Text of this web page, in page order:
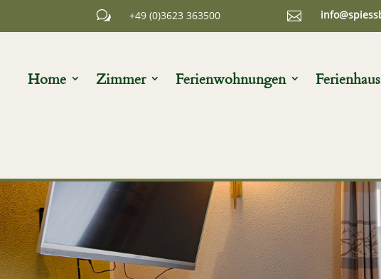
w +49 (0)3623 363500 
Home Zimmer Ferienwohnungen Ferienhaus